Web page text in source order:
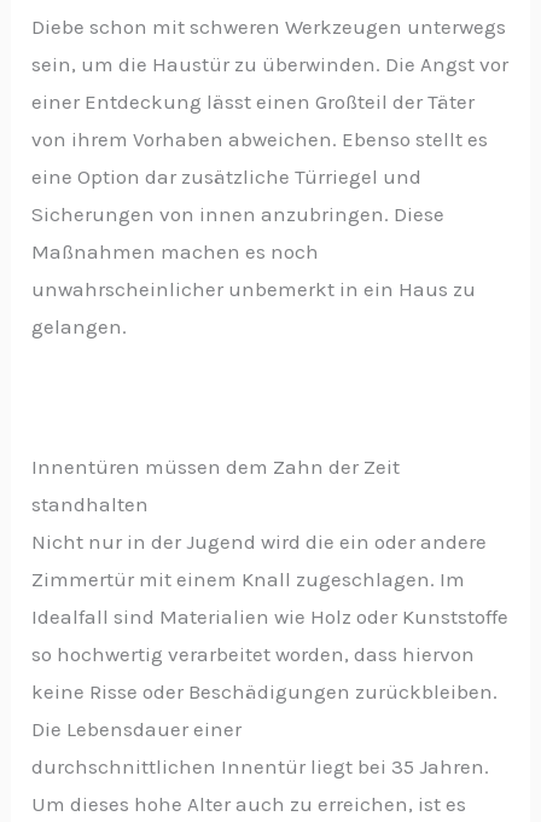
Diebe schon mit schweren Werkzeugen unterwegs
sein, um die Haustür zu überwinden. Die Angst vor
einer Entdeckung lässt einen Großteil der Täter
von ihrem Vorhaben abweichen. Ebenso stellt es
eine Option dar zusätzliche Türriegel und
Sicherungen von innen anzubringen. Diese
Maßnahmen machen es noch
unwahrscheinlicher unbemerkt in ein Haus zu
gelangen.
Innentüren müssen dem Zahn der Zeit
standhalten
Nicht nur in der Jugend wird die ein oder andere
Zimmertür mit einem Knall zugeschlagen. Im
Idealfall sind Materialien wie Holz oder Kunststoffe
so hochwertig verarbeitet worden, dass hiervon
keine Risse oder Beschädigungen zurückbleiben.
Die Lebensdauer einer
durchschnittlichen Innentür liegt bei 35 Jahren.
Um dieses hohe Alter auch zu erreichen, ist es